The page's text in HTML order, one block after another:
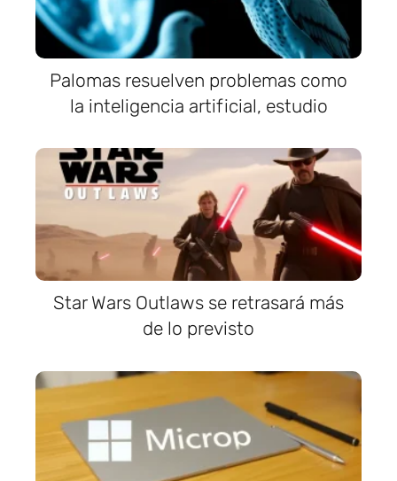
Palomas resuelven problemas como
la inteligencia artificial, estudio
Star Wars Outlaws se retrasará más
de lo previsto